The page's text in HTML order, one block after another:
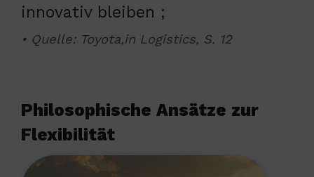
innovativ bleiben ;
• Quelle: Toyota,in Logistics, S. 12
Philosophische Ansätze zur
Flexibilität